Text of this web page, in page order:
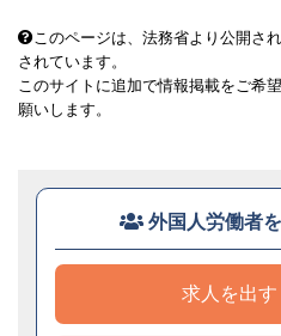
このページは、法務省より公開さ
されています。
このサイトに追加で情報掲載をご希
願いします。
外国人労働者
求人を出す